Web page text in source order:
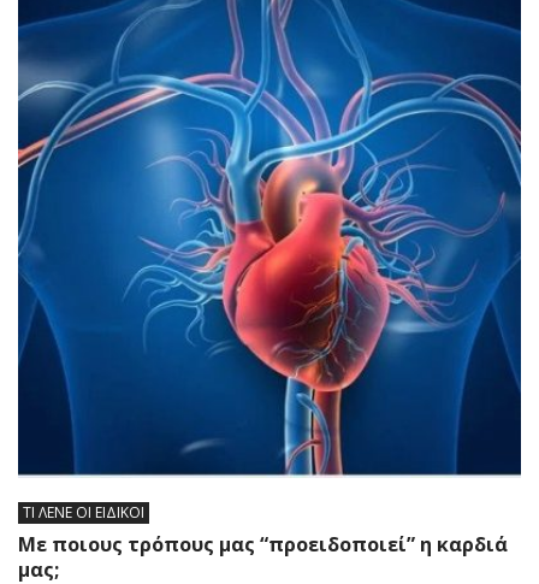
ΤΙ ΛΕΝΕ ΟΙ ΕΙΔΙΚΟΙ
Με ποιους τρόπους μας “προειδοποιεί” η καρδιά
μας;